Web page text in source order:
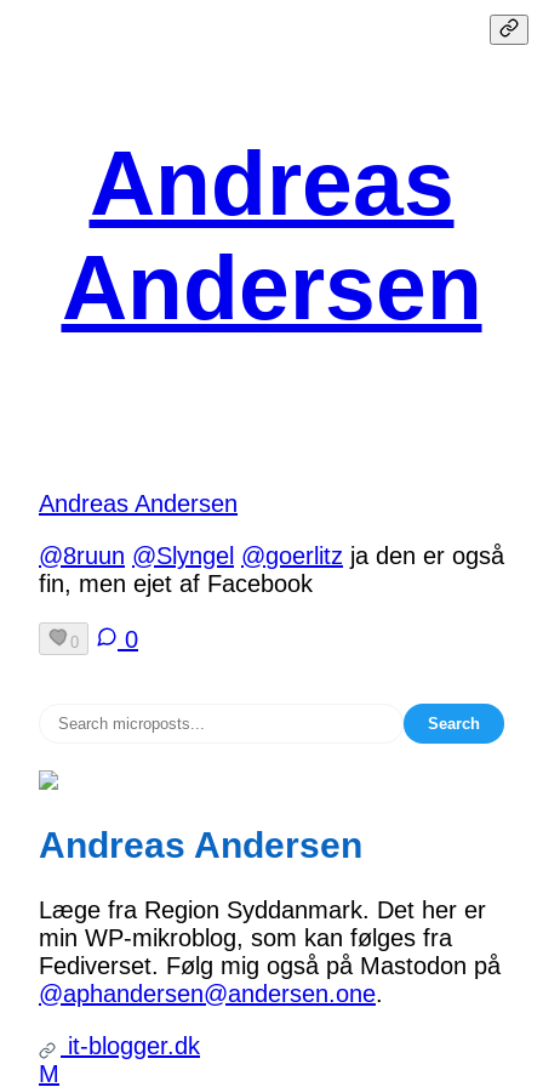
Andreas
Andersen
Andreas Andersen
@8ruun @Slyngel @goerlitz ja den er også
fin, men ejet af Facebook
0 0
Search
Andreas Andersen
Læge fra Region Syddanmark. Det her er
min WP-mikroblog, som kan følges fra
Fediverset. Følg mig også på Mastodon på
@aphandersen@andersen.one.
it-blogger.dk
M